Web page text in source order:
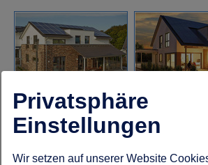
Gussek Haus
Hanse Haus
Privatsphäre
Einstellungen
Wir setzen auf unserer Website